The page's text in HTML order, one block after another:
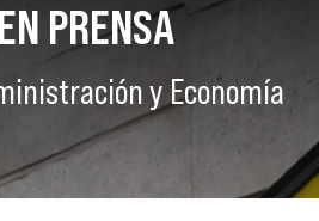
PRENSA
y Economía